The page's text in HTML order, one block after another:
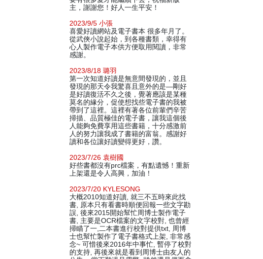
主，謝謝您！好人一生平安！
2023/9/5 小張
喜愛好讀網站及電子書本 很多年月了。
從武俠小說起始，到各種書類，幸得有
心人製作電子本供方便取用閱讀，非常
感謝。
2023/8/18 璐羽
第一次知道好讀是無意間發現的，並且
發現的那天令我驚喜且意外的是—剛好
是好讀復活不久之後，覺著應該是某種
莫名的緣分，促使想找些電子書的我被
帶到了這裡。這裡有著各位前輩們辛苦
掃描、品質極佳的電子書，讓我這個後
人能夠免費享用這些書籍，十分感激前
人的努力讓我成了書籍的富翁。感謝好
讀和各位讓好讀變得更好，讚。
2023/7/26 袁樹國
好些書都沒有prc檔案，有點遺憾！重新
上架還是令人高興，加油！
2023/7/20 KYLESONG
大概2010知道好讀, 就三不五時來此找
書, 原本只有看書時順便回報一些文字勘
誤, 後來2015開始幫忙周博士製作電子
書, 主要是OCR檔案的文字校對, 也曾經
掃瞄了一,二本書進行校對提供txt, 周博
士也幫忙製作了電子書格式上架, 非常感
念~ 可惜後來2016年中事忙, 暫停了校對
的支持, 再後來就是看到周博士由友人的